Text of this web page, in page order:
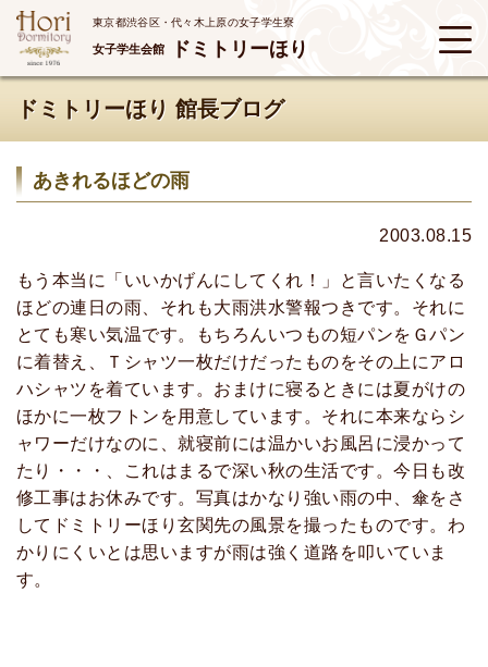
東京都渋谷区・代々木上原の女子学生寮
女子学生会館 ドミトリーほり
ドミトリーほり 館長ブログ
あきれるほどの雨
2003.08.15
もう本当に「いいかげんにしてくれ！」と言いたくなる
ほどの連日の雨、それも大雨洪水警報つきです。それに
とても寒い気温です。もちろんいつもの短パンをＧパン
に着替え、Ｔシャツ一枚だけだったものをその上にアロ
ハシャツを着ています。おまけに寝るときには夏がけの
ほかに一枚フトンを用意しています。それに本来ならシ
ャワーだけなのに、就寝前には温かいお風呂に浸かって
たり・・・、これはまるで深い秋の生活です。今日も改
修工事はお休みです。写真はかなり強い雨の中、傘をさ
してドミトリーほり玄関先の風景を撮ったものです。わ
かりにくいとは思いますが雨は強く道路を叩いていま
す。